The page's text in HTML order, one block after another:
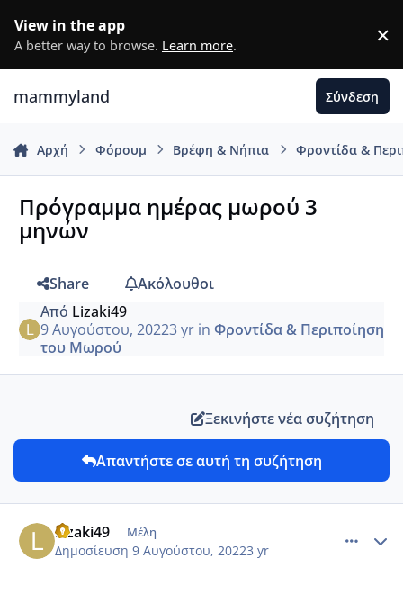
View in the app
A better way to browse. Learn more. ×
mammyland Σύνδεση
Αρχή Φόρουμ Βρέφη & Νήπια Φροντίδα &
Πρόγραμμα ημέρας μωρού 3
μηνών
Share
Ακόλουθοι
Από Lizaki49
9 Αυγούστου, 20223 yrin Φροντίδα & Περιποίηση
του Μωρού
Ξεκινήστε νέα συζήτηση
Απαντήστε σε αυτή τη συζήτηση
Lizaki49 Μέλη
Δημοσίευση 9 Αυγούστου, 20223 yr